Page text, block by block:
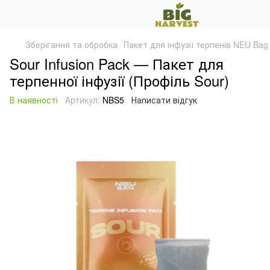
Зберігання та обробка Пакет для інфузії терпенів NEU
Sour Infusion Pack — Пакет для
терпенної інфузії (Профіль Sour)
В наявності Артикул: NBS5 Написати відгук